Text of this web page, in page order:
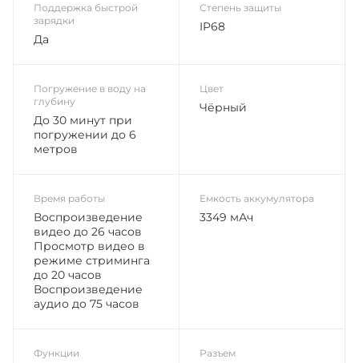
Поддержка быстрой
зарядки
Да
Степень защиты
IP68
Погружение в воду на
глубину
До 30 минут при
погружении до 6
метров
Цвет
Чёрный
Время работы
Воспроизведение
видео до 26 часов
Просмотр видео в
режиме стриминга
до 20 часов
Воспроизведение
аудио до 75 часов
Емкость аккумулятора
3349 мАч
Функции Разъем